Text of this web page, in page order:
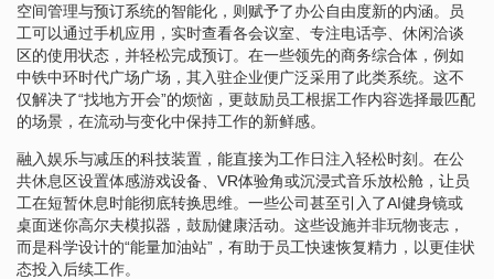
空间管理与预订系统的智能化，则赋予了办公自由度新的内涵。员
工可以通过手机应用，实时查看各会议室、专注电话亭、休闲洽谈
区的使用状态，并轻松完成预订。在一些领先的商务综合体，例如
中铁中环时代广场广场，其入驻企业便广泛采用了此类系统。这不
仅解决了“找地方开会”的烦恼，更鼓励员工根据工作内容选择最匹配
的场景，在流动与变化中保持工作的新鲜感。
融入娱乐与减压的科技装置，能直接为工作日注入轻松时刻。在公
共休息区设置体感游戏设备、VR体验角或沉浸式音乐放松舱，让员
工在短暂休息时能彻底转换思维。一些公司甚至引入了AI健身镜或
桌面迷你高尔夫模拟器，鼓励健康活动。这些设施并非玩物丧志，
而是科学设计的“能量加油站”，有助于员工快速恢复精力，以更佳状
态投入后续工作。